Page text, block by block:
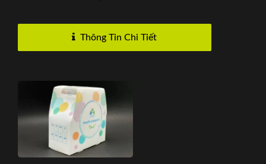
Thông Tin Chi Tiết